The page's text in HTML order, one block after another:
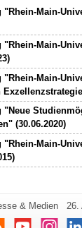
"Rhein-Main-
"Rhein-Main-
"Rhein-Main-
"Neue
(30.06.2020)
"Rhein-Main-
& Medien 26.
Youtube